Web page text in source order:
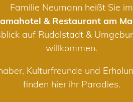
Familie Neumann heißt Sie im
& Restaurant am
auf Rudolstadt &
willkommen.
Kulturfreunde und
finden hier ihr Paradies.